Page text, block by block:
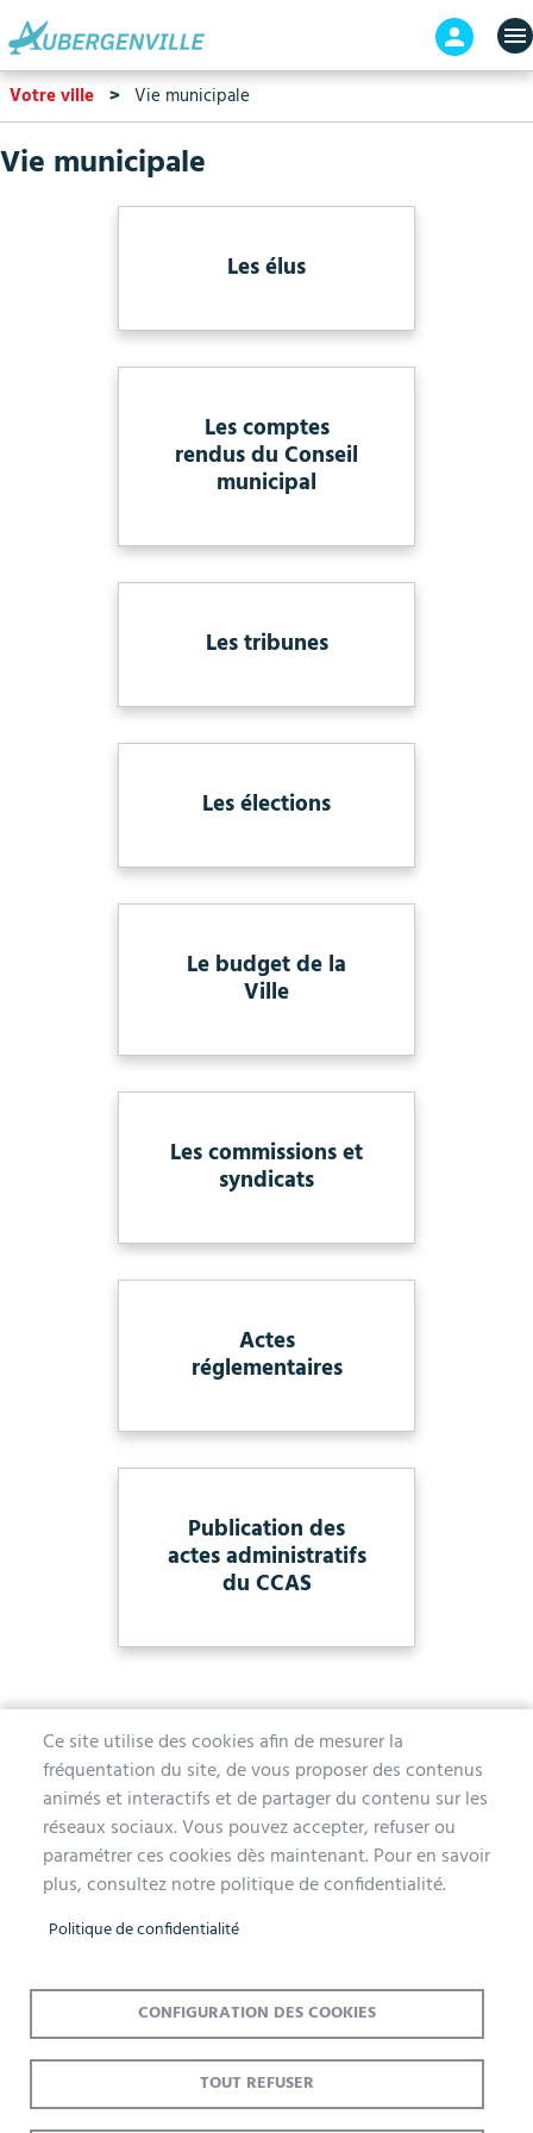
contenu
En-
tête
Votre ville Vie municipale
Vie municipale
Les élus
Les comptes
rendus du Conseil
municipal
Les tribunes
Les élections
Le budget de la
Ville
Les commissions et
syndicats
Actes
réglementaires
Publication des
actes administratifs
du CCAS
Ce site utilise des cookies afin de mesurer la
fréquentation du site, de vous proposer des contenus
animés et interactifs et de partager du contenu sur les
réseaux sociaux. Vous pouvez accepter, refuser ou
paramétrer ces cookies dès maintenant. Pour en savoir
plus, consultez notre politique de confidentialité.
Politique de confidentialité
CONFIGURATION DES COOKIES
TOUT REFUSER
MAIRIE D'AUBERGENVILLE
1 avenue de la Division Leclerc
78410 Aubergenville
Tél. 01 30 90 45 00
Lundi, mercredi, jeudi et vendredi de 9h à 12h et de 14h à 17h
Le samedi de 9h à 12h (Accueil et État-Civil)
Menu
Accueil Mentions légales
Données personnelles